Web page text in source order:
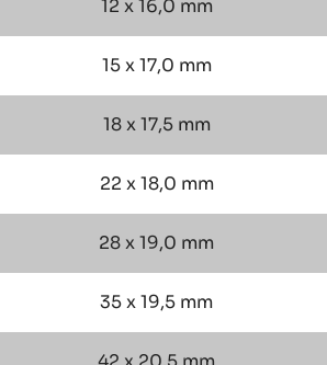
12 x 16,0 mm
15 x 17,0 mm
18 x 17,5 mm
22 x 18,0 mm
28 x 19,0 mm
35 x 19,5 mm